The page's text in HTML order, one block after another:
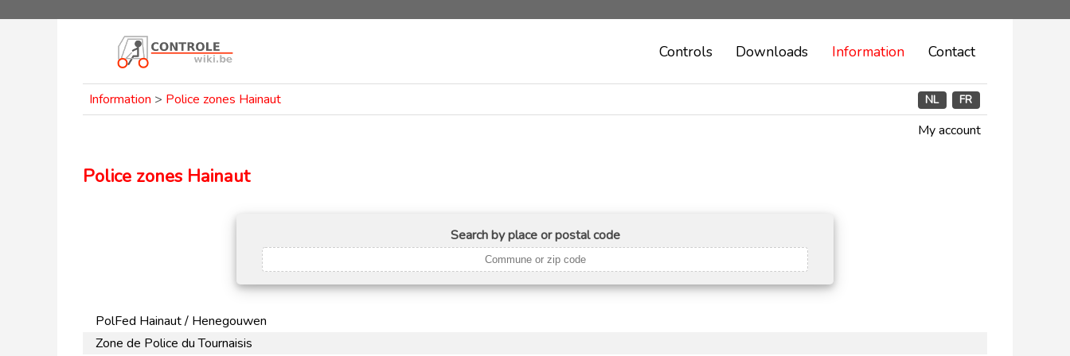
Controls Downloads Information Contact
Information > Police zones Hainaut NL FR
My account
Police zones Hainaut
Search by place or postal code
PolFed Hainaut / Henegouwen
Zone de Police du Tournaisis